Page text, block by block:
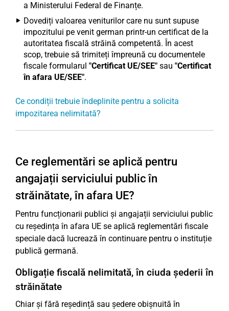
a Ministerului Federal de Finanțe.
Dovediți valoarea veniturilor care nu sunt supuse
impozitului pe venit german printr-un certificat de la
autoritatea fiscală străină competentă. În acest
scop, trebuie să trimiteți împreună cu documentele
fiscale formularul "Certificat UE/SEE" sau "Certificat
în afara UE/SEE".
Ce condiții trebuie îndeplinite pentru a solicita
impozitarea nelimitată?
Ce reglementări se aplică pentru
angajații serviciului public în
străinătate, în afara UE?
Pentru funcționarii publici și angajații serviciului public
cu reședința în afara UE se aplică reglementări fiscale
speciale dacă lucrează în continuare pentru o instituție
publică germană.
Obligație fiscală nelimitată, în ciuda șederii în
străinătate
Chiar și fără reședință sau ședere obișnuită în